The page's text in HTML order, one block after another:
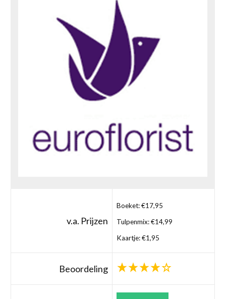
v.a. Prijzen
Boeket: €17,95
Tulpenmix: €14,99
Kaartje: €1,95
Beoordeling